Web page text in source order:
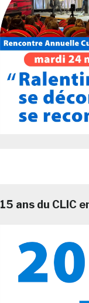
15 ans du CLIC